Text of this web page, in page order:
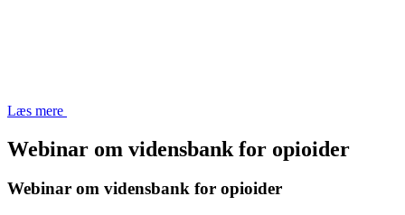
Læs mere
Webinar om vidensbank for opioider
Webinar om vidensbank for opioider